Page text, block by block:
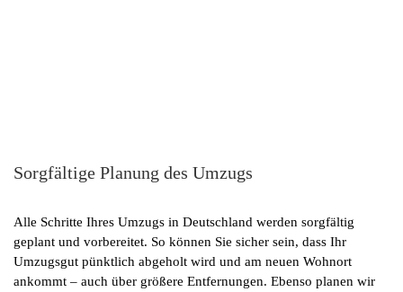
Sorgfältige Planung des Umzugs
Alle Schritte Ihres Umzugs in Deutschland werden sorgfältig
geplant und vorbereitet. So können Sie sicher sein, dass Ihr
Umzugsgut pünktlich abgeholt wird und am neuen Wohnort
ankommt – auch über größere Entfernungen. Ebenso planen wir